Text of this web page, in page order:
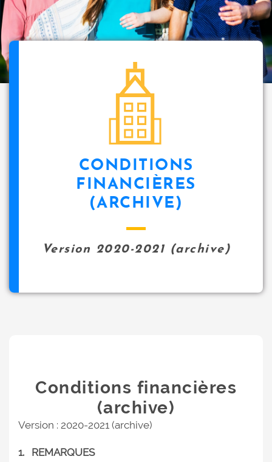
p
a
l
CONDITIONS
FINANCIÈRES
(ARCHIVE)
Version 2020-2021 (archive)
Conditions financières
(archive)
Version : 2020-2021 (archive)
1. REMARQUES